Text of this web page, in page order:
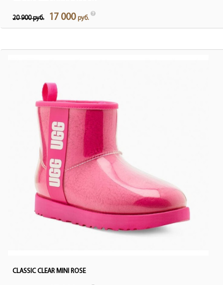
20 900 руб. 17 000 руб.
CLASSIC CLEAR MINI ROSE